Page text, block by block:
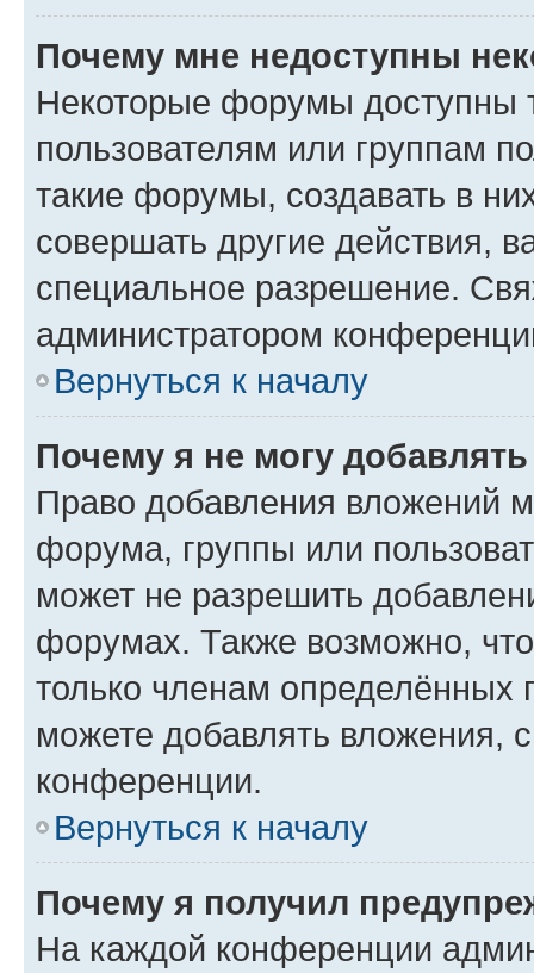
Почему мне недоступны
Некоторые форумы доступны
пользователям или группам
такие форумы, создавать в
совершать другие действия,
специальное разрешение.
администратором
Вернуться к началу
Почему я не могу
Право добавления вложений
форума, группы или
может не разрешить
форумах. Также возможно,
только членам определённых
можете добавлять вложения,
конференции.
Вернуться к началу
Почему я получил
На каждой конференции